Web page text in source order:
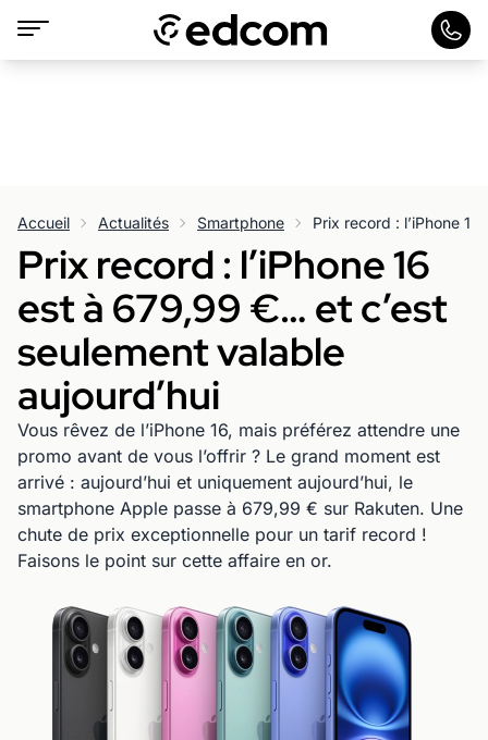
Accueil Actualités Smartphone
Prix record : l’iPhone 16
est à 679,99 €… et c’est
seulement valable
aujourd’hui
Vous rêvez de l’iPhone 16, mais préférez attendre une
promo avant de vous l’offrir ? Le grand moment est
arrivé : aujourd’hui et uniquement aujourd’hui, le
smartphone Apple passe à 679,99 € sur Rakuten. Une
chute de prix exceptionnelle pour un tarif record !
Faisons le point sur cette affaire en or.